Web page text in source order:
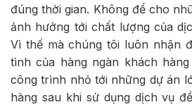
đúng thời gian. Không để cho
ảnh hưởng tới chất lượng của
Vì thế mà chúng tôi luôn nhận
tình của hàng ngàn khách
công trình nhỏ tới những dự án
hàng sau khi sử dụng dịch vụ